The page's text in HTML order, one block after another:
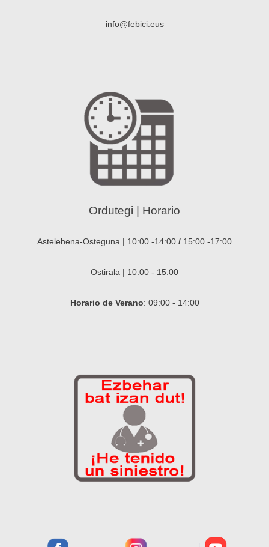
info@febici.eus
Ordutegi | Horario
Astelehena-Osteguna | 10:00 -14:00 / 15:00 -17:00
Ostirala | 10:00 - 15:00
Horario de Verano: 09:00 - 14:00